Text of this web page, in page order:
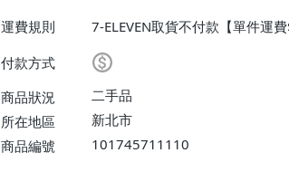
運費規則
7-ELEVEN取貨不付款【單件運
付款方式
商品狀況
二手品
所在地區
新北市
商品編號
101745711110